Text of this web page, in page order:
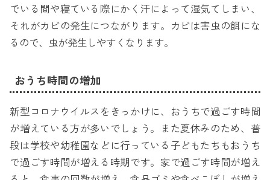
でいる間や寝ている際にかく汗によって湿気てしまい、
それがカビの発生につながります。カビは害虫の餌にな
るので、虫が発生しやすくなります。
おうち時間の増加
新型コロナウイルスをきっかけに、おうちで過ごす時間
が増えている方が多いでしょう。また夏休みのため、普
段は学校や幼稚園などに行っている子どもたちもおうち
で過ごす時間が増える時期です。家で過ごす時間が増え